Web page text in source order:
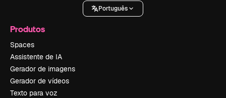
Português
Produtos
Spaces
Assistente de IA
Gerador de imagens
Gerador de vídeos
Texto para voz